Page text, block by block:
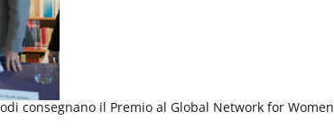
consegnano il Premio al Global Network for Women